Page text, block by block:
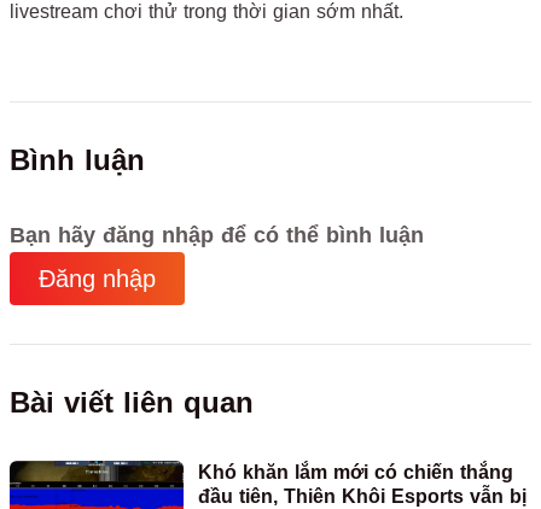
livestream chơi thử trong thời gian sớm nhất.
Bình luận
Bạn hãy đăng nhập để có thể bình luận
Đăng nhập
Bài viết liên quan
Khó khăn lắm mới có chiến thắng
đầu tiên, Thiên Khôi Esports vẫn bị